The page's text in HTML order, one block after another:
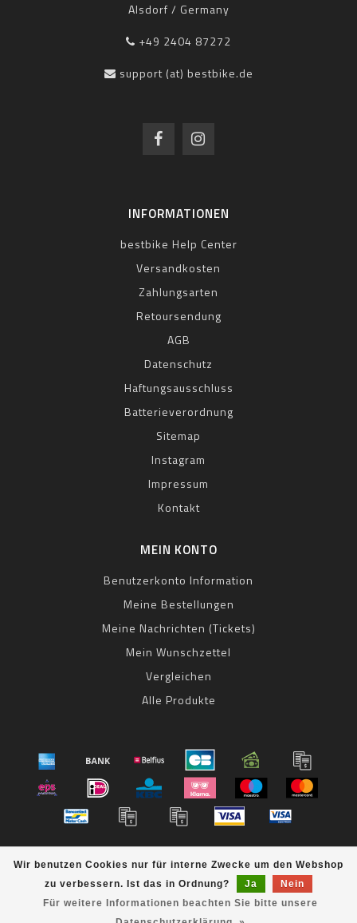
Wir benutzen Cookies nur für interne Zwecke um den Webshop
zu verbessern. Ist das in Ordnung?
Ja
Nein
Für weitere Informationen beachten Sie bitte unsere
Alsdorf / Germany
+49 2404 87272
support (at) bestbike.de
INFORMATIONEN
bestbike Help Center
Versandkosten
Zahlungsarten
Retoursendung
AGB
Datenschutz
Haftungsausschluss
Batterieverordnung
Sitemap
Instagram
Impressum
Kontakt
MEIN KONTO
Benutzerkonto Information
Meine Bestellungen
Meine Nachrichten (Tickets)
Mein Wunschzettel
Vergleichen
Alle Produkte
© Copyright 2026 bestbike RADSPORT Andreas Kommer -
Powered byLightspeed- Theme byDyvelopment
bestbike scores a /10 out of klantbeoordelingen at